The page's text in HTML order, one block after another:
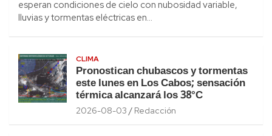
esperan condiciones de cielo con nubosidad variable,
lluvias y tormentas eléctricas en…
CLIMA
Pronostican chubascos y tormentas
este lunes en Los Cabos; sensación
térmica alcanzará los 38°C
2026-08-03 Redacción